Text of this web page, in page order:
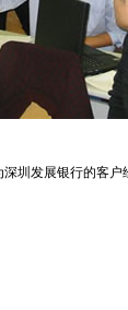
圳发展银行的客户